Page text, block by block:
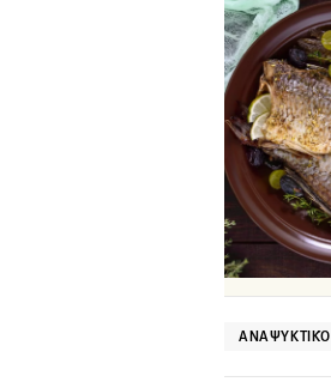
ΑΝΑΨΥΚΤΙΚΌ